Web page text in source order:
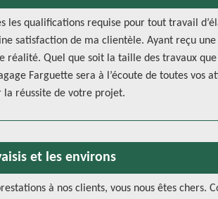
les qualifications requise pour tout travail
satisfaction de ma clientèle. Ayant reçu
réalité. Quel que soit la taille des travaux que
Farguette sera à l’écoute de toutes vos
la réussite de votre projet.
et les environs
à nos clients, vous nous êtes chers.